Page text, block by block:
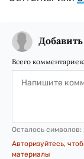
Всего комментариев:
Осталось символов:
Авторизуйтесь,
материалы